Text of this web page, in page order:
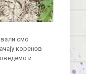
смо
коренов
и